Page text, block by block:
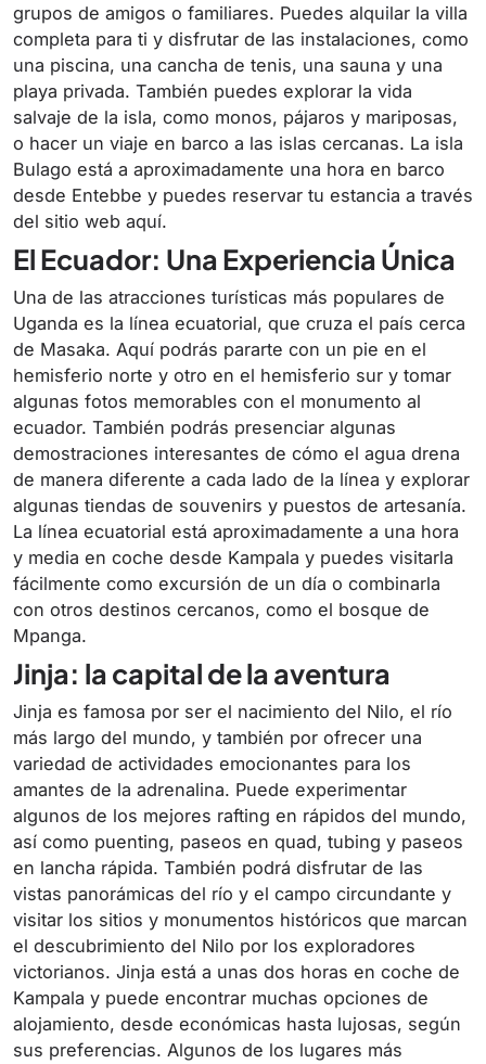
grupos de amigos o familiares. Puedes alquilar la villa
completa para ti y disfrutar de las instalaciones, como
una piscina, una cancha de tenis, una sauna y una
playa privada. También puedes explorar la vida
salvaje de la isla, como monos, pájaros y mariposas,
o hacer un viaje en barco a las islas cercanas. La isla
Bulago está a aproximadamente una hora en barco
desde Entebbe y puedes reservar tu estancia a través
del sitio web aquí.
El Ecuador: Una Experiencia Única
Una de las atracciones turísticas más populares de
Uganda es la línea ecuatorial, que cruza el país cerca
de Masaka. Aquí podrás pararte con un pie en el
hemisferio norte y otro en el hemisferio sur y tomar
algunas fotos memorables con el monumento al
ecuador. También podrás presenciar algunas
demostraciones interesantes de cómo el agua drena
de manera diferente a cada lado de la línea y explorar
algunas tiendas de souvenirs y puestos de artesanía.
La línea ecuatorial está aproximadamente a una hora
y media en coche desde Kampala y puedes visitarla
fácilmente como excursión de un día o combinarla
con otros destinos cercanos, como el bosque de
Mpanga.
Jinja: la capital de la aventura
Jinja es famosa por ser el nacimiento del Nilo, el río
más largo del mundo, y también por ofrecer una
variedad de actividades emocionantes para los
amantes de la adrenalina. Puede experimentar
algunos de los mejores rafting en rápidos del mundo,
así como puenting, paseos en quad, tubing y paseos
en lancha rápida. También podrá disfrutar de las
vistas panorámicas del río y el campo circundante y
visitar los sitios y monumentos históricos que marcan
el descubrimiento del Nilo por los exploradores
victorianos. Jinja está a unas dos horas en coche de
Kampala y puede encontrar muchas opciones de
alojamiento, desde económicas hasta lujosas, según
sus preferencias. Algunos de los lugares más